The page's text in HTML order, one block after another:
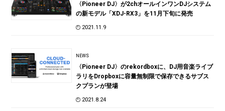
〈Pioneer DJ〉が2chオールインワンDJシステム
の新モデル「XDJ-RX3」を11月下旬に発売
2021.11.9
NEWS
〈Pioneer DJ〉のrekordboxに、DJ用音楽ライブ
ラリをDropboxに容量無制限で保存できるサブス
クプランが登場
2021.8.24